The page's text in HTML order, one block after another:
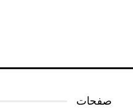
صفحات